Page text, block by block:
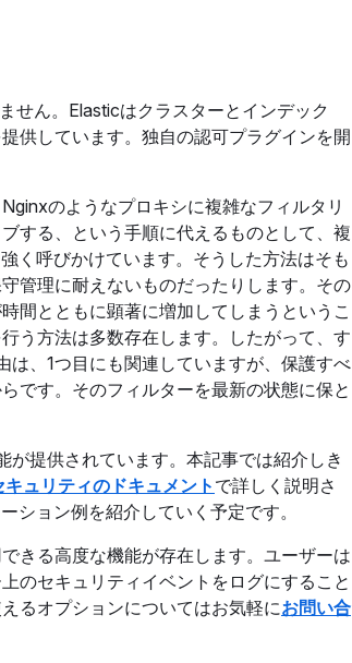
せん。Elasticはクラスターとインデック
供しています。独自の認可プラグインを開
のようなプロキシに複雑なフィルタリ
する、という手順に代えるものとして、複
く呼びかけています。そうした方法はそも
管理に耐えないものだったりします。その
間とともに顕著に増加してしまうというこ
う方法は多数存在します。したがって、す
、1つ目にも関連していますが、保護すべ
です。そのフィルターを最新の状態に保と
提供されています。本記事では紹介しき
ュリティのドキュメント で詳しく説明さ
ション例を紹介していく予定です。
きる高度な機能が存在します。ユーザーは
のセキュリティイベントをログにすること
るオプションについてはお気軽にお問い合